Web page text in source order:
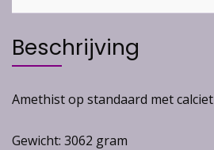
Beschrijving
Amethist op standaard met calciet
Gewicht: 3062 gram